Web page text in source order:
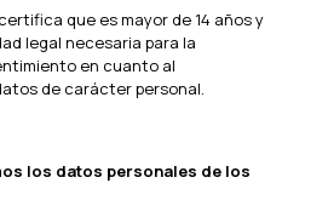
que es mayor de 14 años y
legal necesaria para la
en cuanto al
de carácter personal.
los datos personales de los